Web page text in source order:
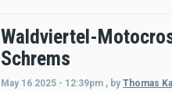
Waldviertel-
Schrems
May 16 2025 - 12:39pm , by Thomas